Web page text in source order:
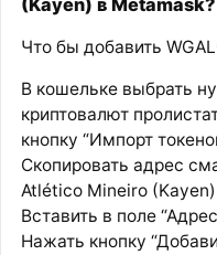
(Kayen) в Metamask?
Что бы добавить
В кошельке выбрать
криптовалют
кнопку “Импорт
Скопировать адрес
Atlético Mineiro
Вставить в поле
Нажать кнопку